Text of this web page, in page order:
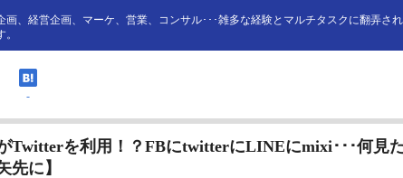
画、経営企画、マーケ、営業、コンサル･･･雑多な経験とマルチタスクに翻弄さ
-
Twitterを利用！？FBにtwitterにLINEにmixi･･･何見
先に】